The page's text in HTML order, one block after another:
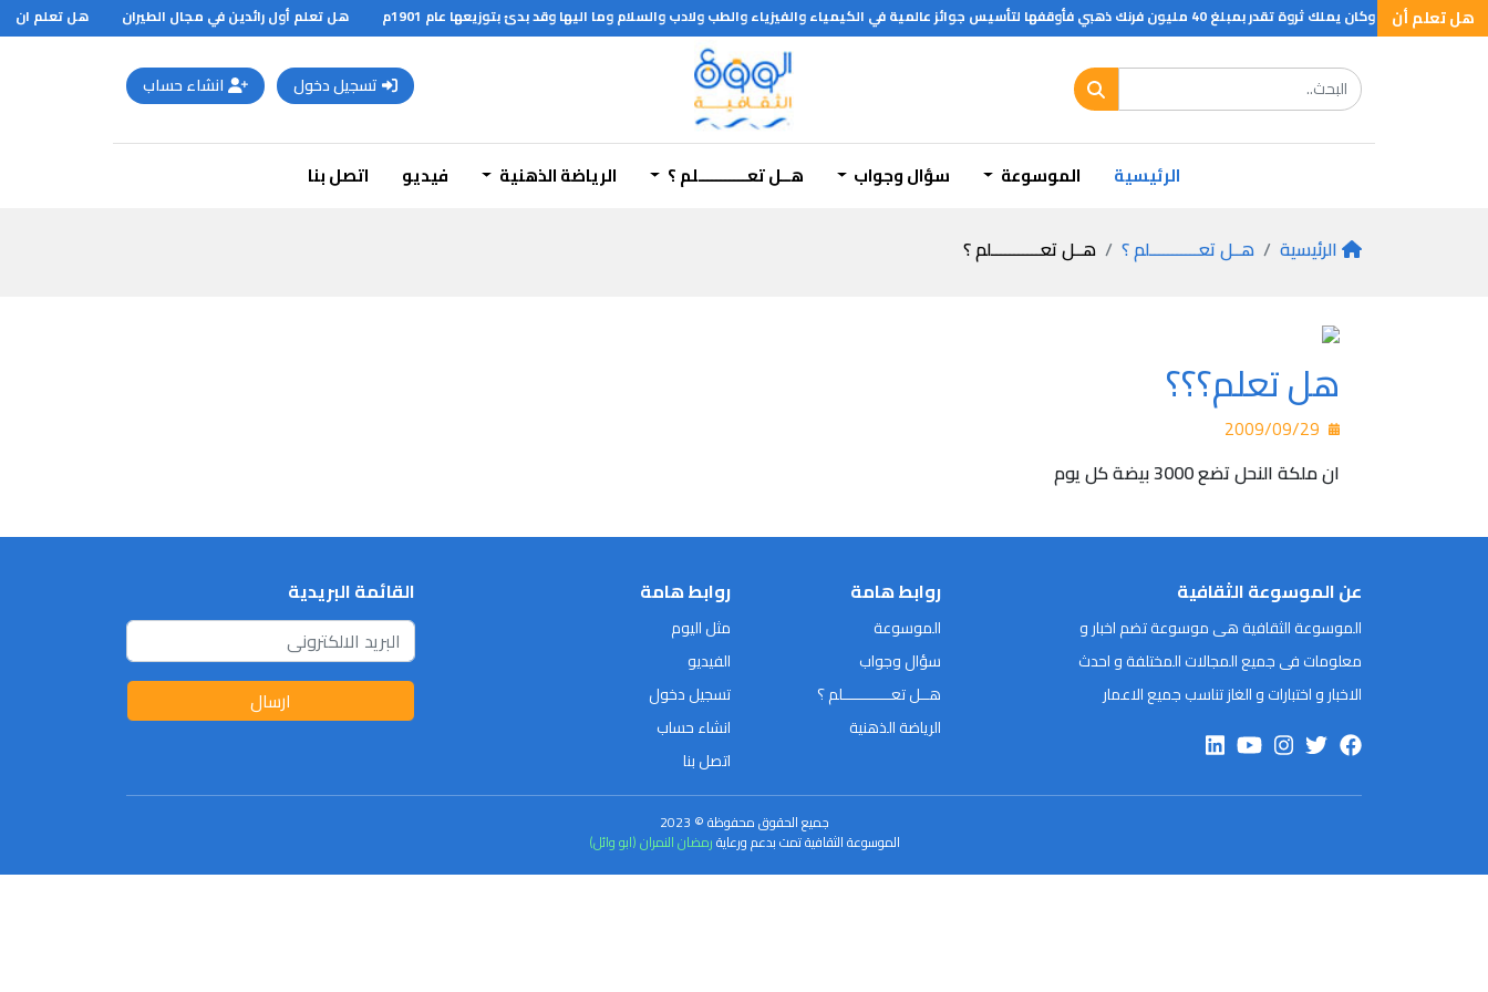
هل تعلم أن
في الكيمياء والفيزياء والطب ولادب والسلام وما اليها وقد بدئ بتوزيعها عام 1901م هل تعلم أول رائدين في مجال الطيران هل تعلم ان
تسجيل دخول انشاء حساب
الرئيسية الموسوعة سؤال وجواب هــل تعـــــــــــلم ؟ الرياضة الذهنية فيديو اتصل بنا
الرئيسية هــل تعـــــــــــلم ؟ هــل تعـــــــــــلم ؟
هل تعلم؟؟؟
ان ملكة النحل تضع 3000 بيضة كل يوم
عن الموسوعة الثقافية
الموسوعة الثقافية هى موسوعة تضم اخبار و
معلومات فى جميع المجالات المختلفة و احدث
الاخبار و اختبارات و الغاز تناسب جميع الاعمار
روابط هامة
الموسوعة
سؤال وجواب
هــل تعـــــــــــلم ؟
الرياضة الذهنية
روابط هامة
مثل اليوم
الفيديو
تسجيل دخول
انشاء حساب
اتصل بنا
القائمة البريدية
ارسال
جميع الحقوق محفوظة © 2023
الموسوعة الثقافية تمت بدعم ورعايةرمضان النمران (ابو وائل)